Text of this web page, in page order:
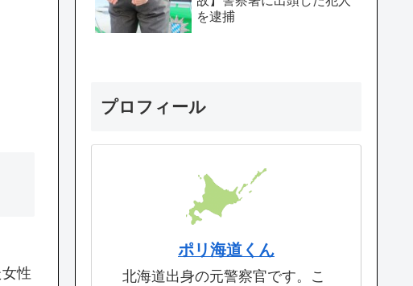
性
を逮捕
プロフィール
ポリ海道くん
北海道出身の元警察官です。こ